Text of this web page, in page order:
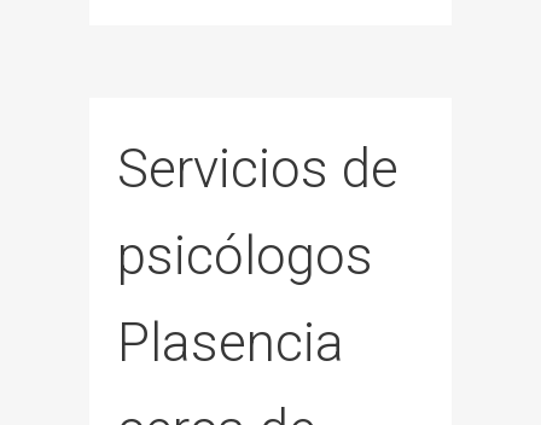
Servicios de
psicólogos
Plasencia